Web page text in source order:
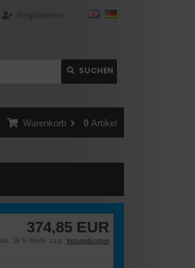
Registrieren
SUCHEN
Warenkorb 0 Artikel
374,85 EUR
inkl. 19 % MwSt. zzgl. Versandkosten